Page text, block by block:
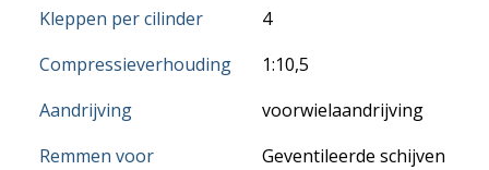
Kleppen per cilinder
4
Compressieverhouding
1:10,5
Aandrijving
voorwielaandrijving
Remmen voor
Geventileerde schijven